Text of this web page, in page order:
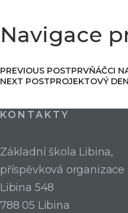
Navigace
PREVIOUS POSTPRVŇÁČCI
NEXT POSTPROJEKTOVÝ
KONTAKTY
Základní škola Libina,
příspěvková organizace
Libina 548
788 05 Libina